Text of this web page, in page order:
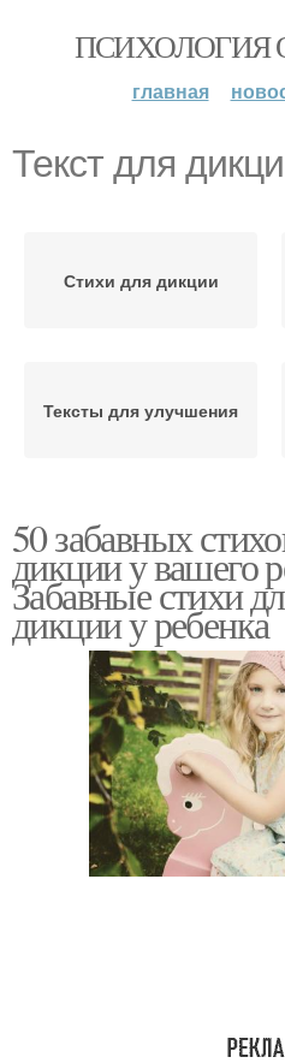
главная
Текст для
Стихи для дикции
Тексты для улучшения
Текст для улучшения
50 забавных
дикции у вашего
Забавные стихи
дикции у ребенка